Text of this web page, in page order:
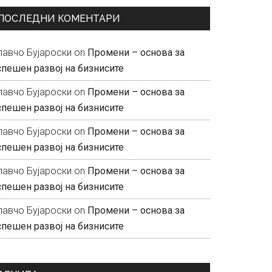
КОМЕНТАРИ
Бујароски on Промени – основа за
развој на бизнисите
Бујароски on Промени – основа за
развој на бизнисите
Бујароски on Промени – основа за
развој на бизнисите
Бујароски on Промени – основа за
развој на бизнисите
Бујароски on Промени – основа за
развој на бизнисите